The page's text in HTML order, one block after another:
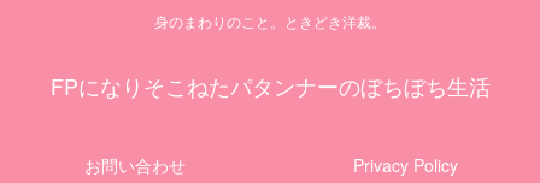
身のまわりのこと。ときどき洋裁。
FPになりそこねたパタンナーのぼちぼち生活
お問い合わせ Privacy Policy